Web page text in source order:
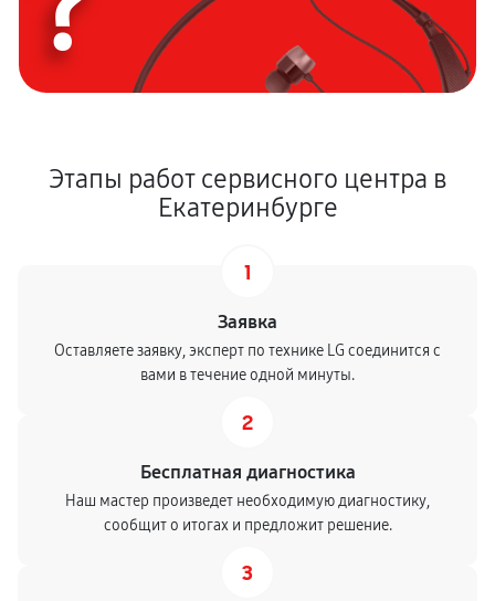
Этапы работ сервисного центра в
Екатеринбурге
1
Заявка
Оставляете заявку, эксперт по технике LG соединится с
вами в течение одной минуты.
2
Бесплатная диагностика
Наш мастер произведет необходимую диагностику,
сообщит о итогах и предложит решение.
3